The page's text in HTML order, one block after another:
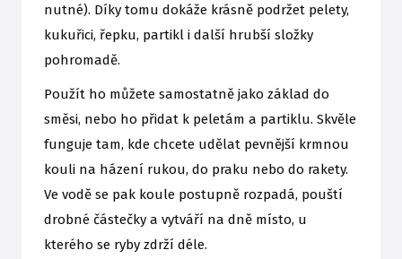
nutné). Díky tomu dokáže krásně podržet pelety,
kukuřici, řepku, partikl i další hrubší složky
pohromadě.
Použít ho můžete samostatně jako základ do
směsi, nebo ho přidat k peletám a partiklu. Skvěle
funguje tam, kde chcete udělat pevnější krmnou
kouli na házení rukou, do praku nebo do rakety.
Ve vodě se pak koule postupně rozpadá, pouští
drobné částečky a vytváří na dně místo, u
kterého se ryby zdrží déle.